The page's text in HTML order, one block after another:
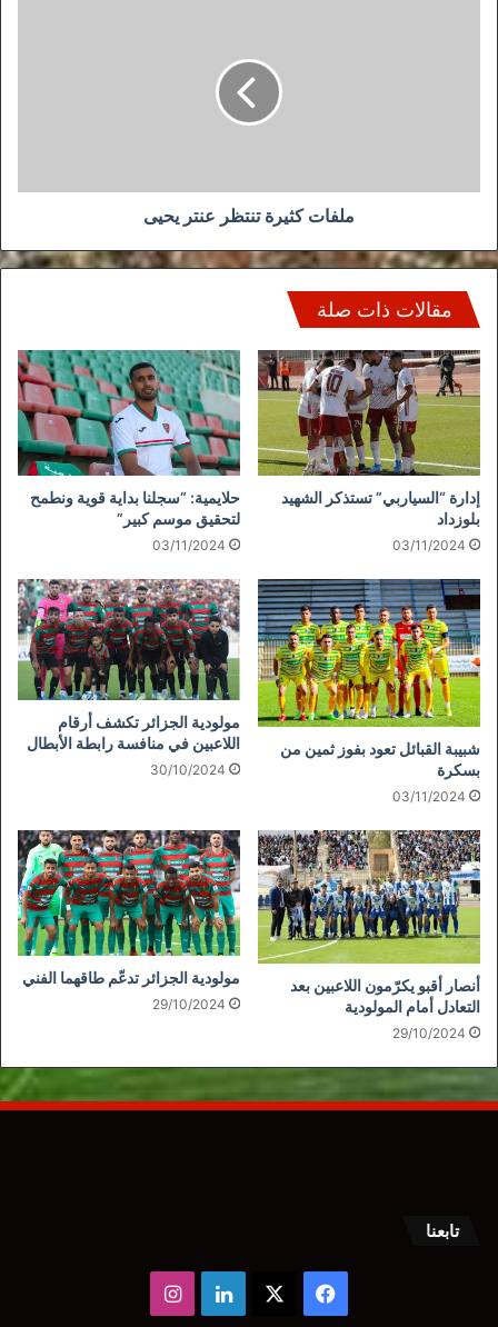
ملفات كثيرة تنتظر عنتر يحيى
مقالات ذات صلة
إدارة “السياربي” تستذكر الشهيد
بلوزداد
03/11/2024
حلايمية: “سجلنا بداية قوية ونطمح
لتحقيق موسم كبير”
03/11/2024
شبيبة القبائل تعود بفوز ثمين من
بسكرة
03/11/2024
مولودية الجزائر تكشف أرقام
اللاعبين في منافسة رابطة الأبطال
30/10/2024
أنصار أقبو يكرّمون اللاعبين بعد
التعادل أمام المولودية
29/10/2024
مولودية الجزائر تدعّم طاقهما الفني
29/10/2024
تابعنا
فيسبوك لينكدإنانستقرام